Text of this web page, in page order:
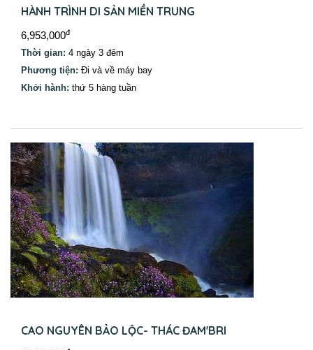
HÀNH TRÌNH DI SẢN MIỀN TRUNG
6,953,000đ
Thời gian: 4 ngày 3 đêm
Phương tiện: Đi và về máy bay
Khởi hành: thứ 5 hàng tuần
CAO NGUYÊN BẢO LỘC- THÁC ĐAM'BRI